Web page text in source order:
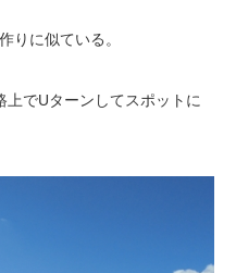
りに似ている。
でUターンしてスポットに